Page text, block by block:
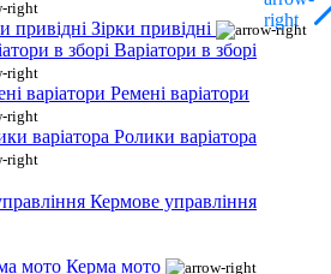
Зірки привідні
Варіатори в зборі
Ремені варіатори
Ролики варіатора
Кермове управління
Керма мото